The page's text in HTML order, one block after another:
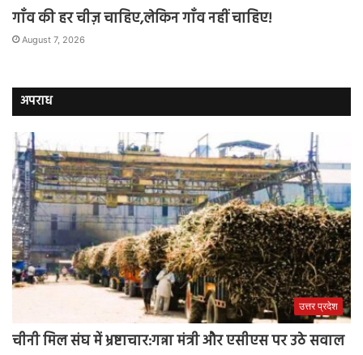
गाँव की हर चीज़ चाहिए,लेकिन गाँव नहीं चाहिए!
August 7, 2026
अपराध
उत्तर प्रदेश
चीनी मिल संघ में भ्रष्टाचार:गन्ना मंत्री और एसीएस पर उठे सवाल